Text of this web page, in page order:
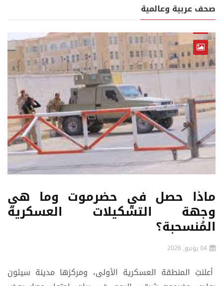
صحف عربية وعالمية
ماذا حصل في حضرموت وما هي
وجهة التشكيلات العسكرية
المُنسحبة؟
04 يونيو, 2026
أعلنتِ المنطقة العسكرية الأولى، ومركزها مدينة سيئون